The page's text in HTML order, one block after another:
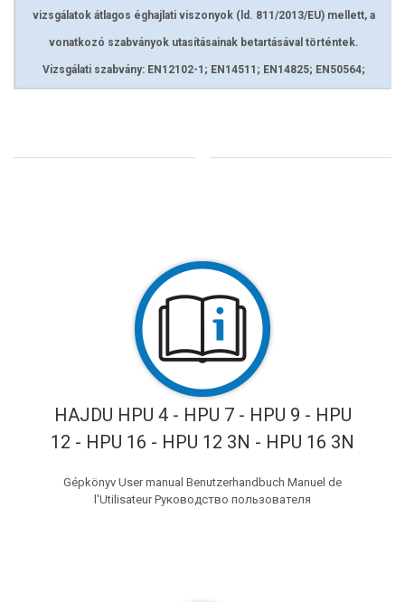
vizsgálatok átlagos éghajlati viszonyok (ld. 811/2013/EU) mellett, a
vonatkozó szabványok utasításainak betartásával történtek.
Vizsgálati szabvány: EN12102-1; EN14511; EN14825; EN50564;
HAJDU HPU 4 - HPU 7 - HPU 9 - HPU
12 - HPU 16 - HPU 12 3N - HPU 16 3N
Gépkönyv User manual Benutzerhandbuch Manuel de
l'Utilisateur Руководство пользователя